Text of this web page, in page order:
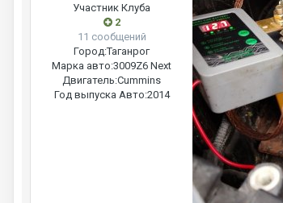
Участник Клуба
2
11 сообщений
Город:Таганрог
Марка авто:3009Z6 Next
Двигатель:Cummins
Год выпуска Авто:2014